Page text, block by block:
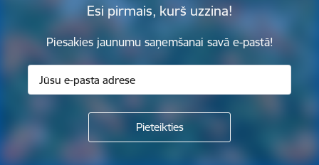
Esi pirmais, kurš uzzina!
Piesakies jaunumu saņemšanai savā e-pastā!